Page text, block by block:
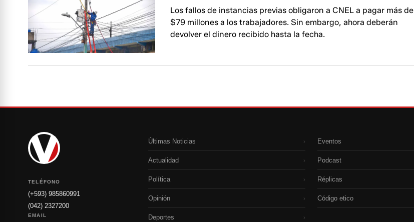
Los fallos de instancias previas obligaron a CNEL a pagar más de
$79 millones a los trabajadores. Sin embargo, ahora deberán
devolver el dinero recibido hasta la fecha.
TELÉFONO
(+593) 985860991
(042) 2327200
EMAIL
Últimas Noticias ›
Actualidad ›
Política ›
Opinión ›
Deportes ›
Eventos
Podcast
Réplicas
Código etico